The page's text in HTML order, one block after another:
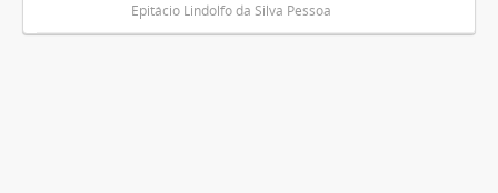
Epitácio Lindolfo da Silva Pessoa